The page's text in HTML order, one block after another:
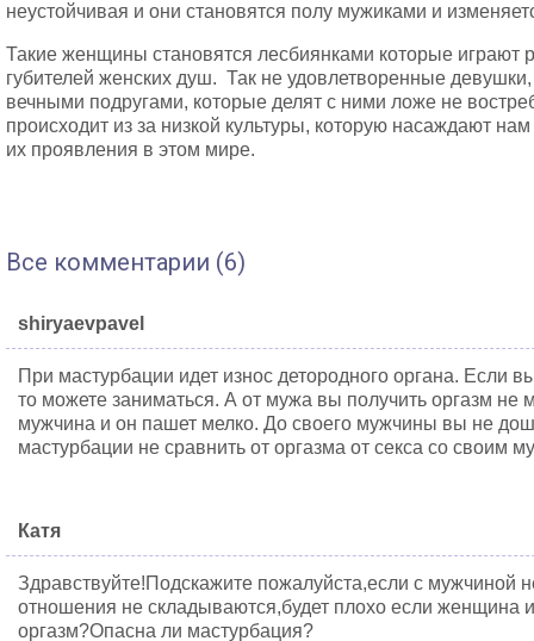
неустойчивая и они становятся полу мужиками и
Такие женщины становятся лесбиянками которые играют
губителей женских душ. Так не удовлетворенные
вечными подругами, которые делят с ними ложе не
происходит из за низкой культуры, которую насаждают
их проявления в этом мире.
Все комментарии (6)
shiryaevpavel
При мастурбации идет износ детородного органа. Если
то можете заниматься. А от мужа вы получить оргазм не
мужчина и он пашет мелко. До своего мужчины вы не
мастурбации не сравнить от оргазма от секса со своим
Катя
Здравствуйте!Подскажите пожалуйста,если с мужчиной
отношения не складываются,будет плохо если женщина
оргазм?Опасна ли мастурбация?